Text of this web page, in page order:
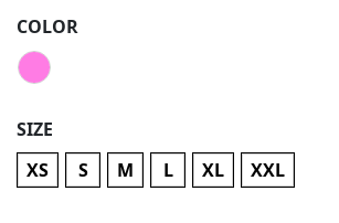
COLOR
SIZE
XS
S M L XL XXL